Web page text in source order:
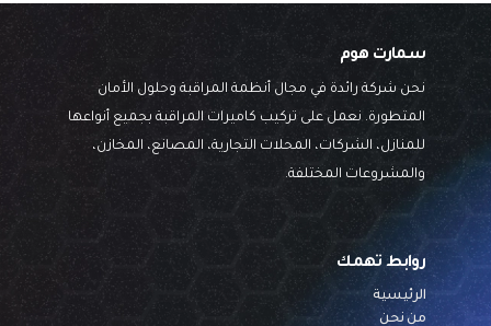
سمارت هوم
نحن شركة رائدة في مجال أنظمة المراقبة وحلول الأمان
المتطورة. نعمل على تركيب كاميرات المراقبة بجميع أنواعها
للمنازل، الشركات، المحلات التجارية، المصانع، المخازن،
والمشروعات المختلفة.
روابط تهمك
الرئيسية
من نحن